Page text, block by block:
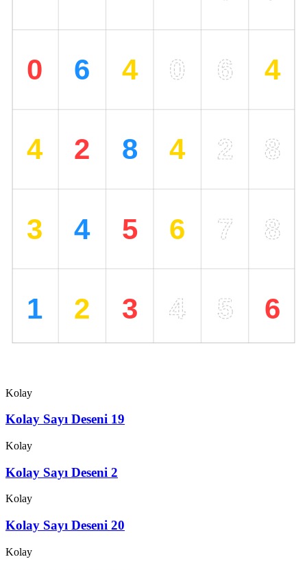
Kolay
Kolay Sayı Deseni 14
Kolay
Kolay Sayı Deseni 17
Kolay
Kolay Sayı Deseni 19
Kolay
Kolay Sayı Deseni 2
Kolay
Kolay Sayı Deseni 20
Kolay